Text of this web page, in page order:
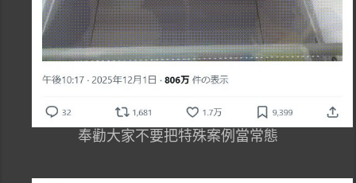
奉勸大家不要把特殊案例當常態